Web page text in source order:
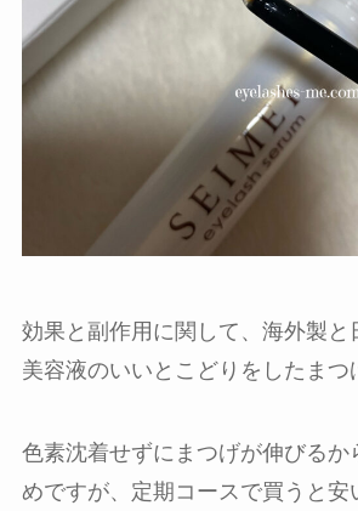
効果と副作用に関して、海外製と
美容液のいいとこどりをしたまつ
色素沈着せずにまつげが伸びるか
めですが、定期コースで買うと安